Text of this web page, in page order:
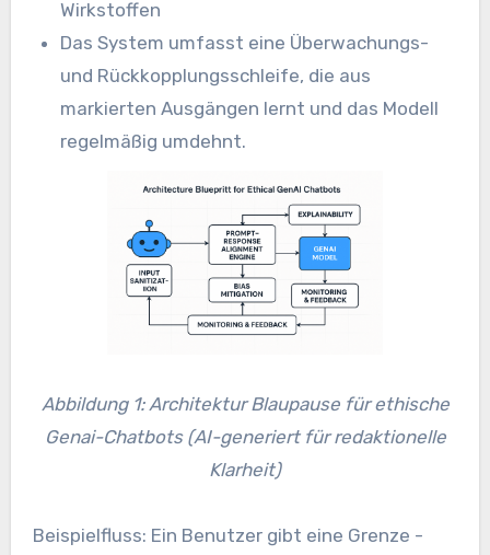
Wirkstoffen
Das System umfasst eine Überwachungs-
und Rückkopplungsschleife, die aus
markierten Ausgängen lernt und das Modell
regelmäßig umdehnt.
Abbildung 1: Architektur Blaupause für ethische
Genai-Chatbots (AI-generiert für redaktionelle
Klarheit)
Beispielfluss: Ein Benutzer gibt eine Grenze -